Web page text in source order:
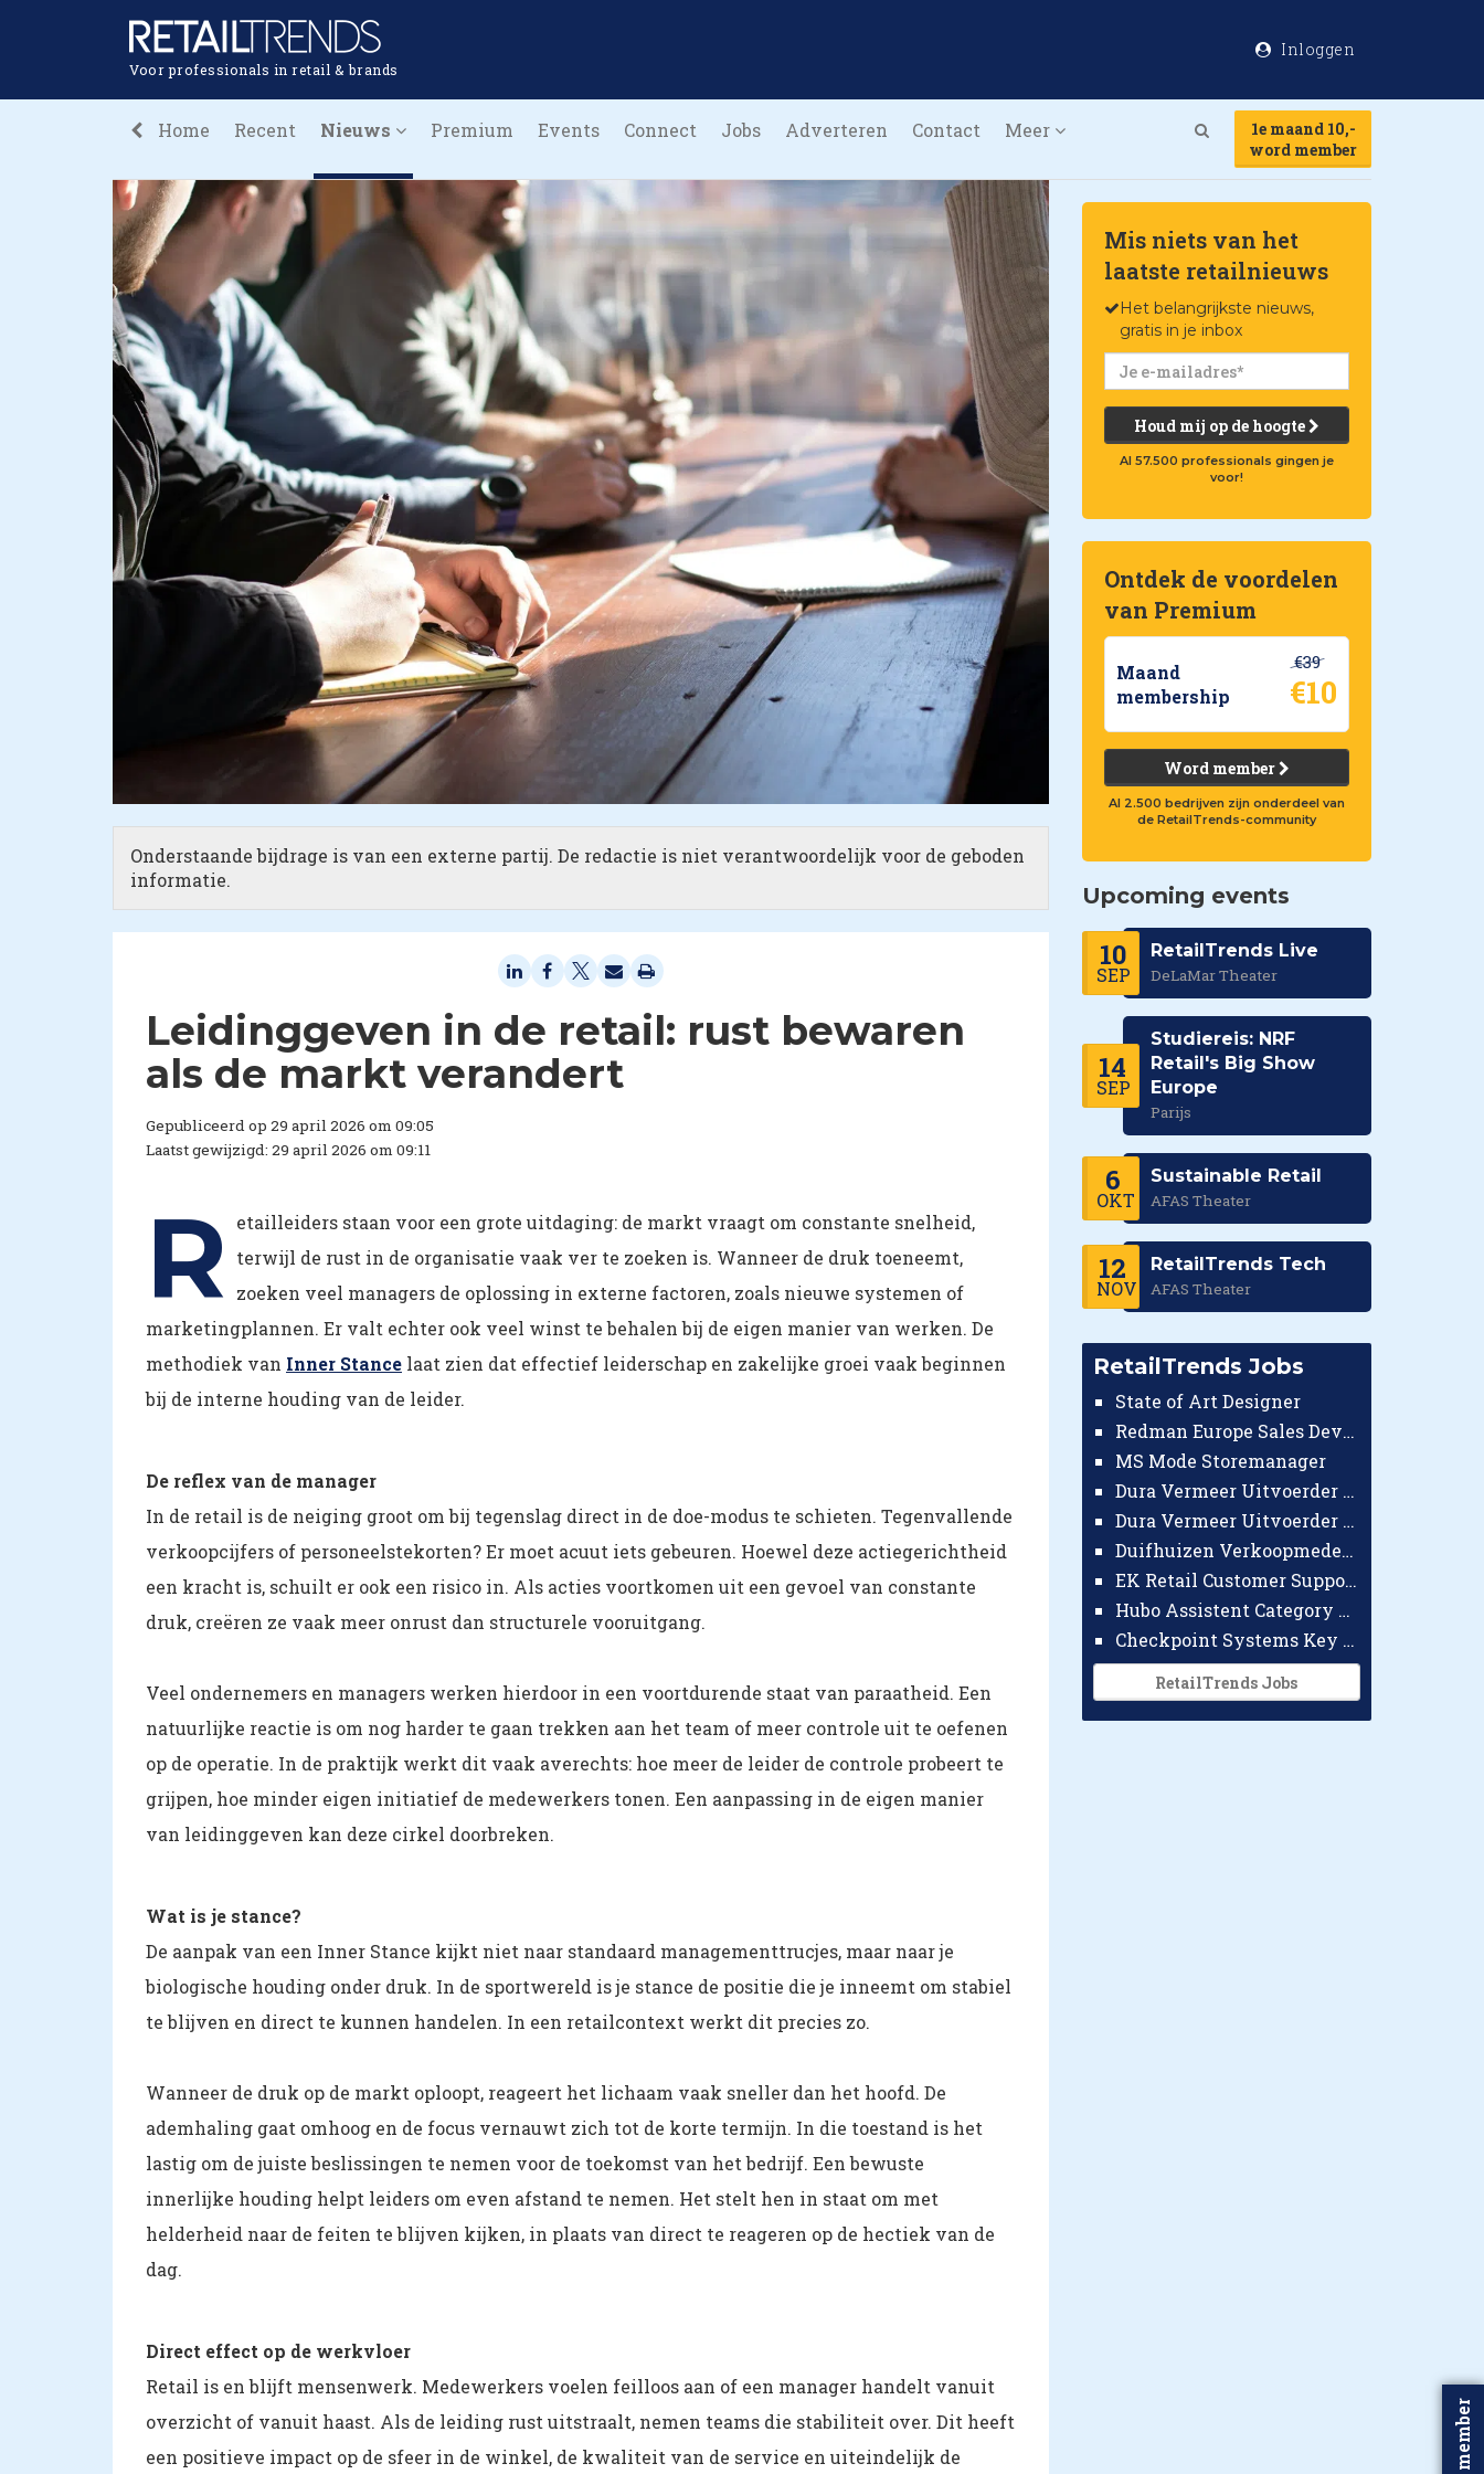
Voor professionals in retail & brands
Inloggen
Home Recent Nieuws Premium Events Connect Jobs Adverteren Contact Meer
1e maand 10,-
word member
Onderstaande bijdrage is van een externe partij. De redactie is niet verantwoordelijk voor de geboden
informatie.
Leidinggeven in de retail: rust bewaren
als de markt verandert
Gepubliceerd op 29 april 2026 om 09:05
Laatst gewijzigd: 29 april 2026 om 09:11
R
etailleiders staan voor een grote uitdaging: de markt vraagt om constante snelheid,
terwijl de rust in de organisatie vaak ver te zoeken is. Wanneer de druk toeneemt,
zoeken veel managers de oplossing in externe factoren, zoals nieuwe systemen of
marketingplannen. Er valt echter ook veel winst te behalen bij de eigen manier van werken. De
methodiek van Inner Stance laat zien dat effectief leiderschap en zakelijke groei vaak beginnen
bij de interne houding van de leider.
De reflex van de manager
In de retail is de neiging groot om bij tegenslag direct in de doe-modus te schieten. Tegenvallende
verkoopcijfers of personeelstekorten? Er moet acuut iets gebeuren. Hoewel deze actiegerichtheid
een kracht is, schuilt er ook een risico in. Als acties voortkomen uit een gevoel van constante
druk, creëren ze vaak meer onrust dan structurele vooruitgang.
Veel ondernemers en managers werken hierdoor in een voortdurende staat van paraatheid. Een
natuurlijke reactie is om nog harder te gaan trekken aan het team of meer controle uit te oefenen
op de operatie. In de praktijk werkt dit vaak averechts: hoe meer de leider de controle probeert te
grijpen, hoe minder eigen initiatief de medewerkers tonen. Een aanpassing in de eigen manier
van leidinggeven kan deze cirkel doorbreken.
Wat is je stance?
De aanpak van een Inner Stance kijkt niet naar standaard managementtrucjes, maar naar je
biologische houding onder druk. In de sportwereld is je stance de positie die je inneemt om stabiel
te blijven en direct te kunnen handelen. In een retailcontext werkt dit precies zo.
Wanneer de druk op de markt oploopt, reageert het lichaam vaak sneller dan het hoofd. De
ademhaling gaat omhoog en de focus vernauwt zich tot de korte termijn. In die toestand is het
lastig om de juiste beslissingen te nemen voor de toekomst van het bedrijf. Een bewuste
innerlijke houding helpt leiders om even afstand te nemen. Het stelt hen in staat om met
helderheid naar de feiten te blijven kijken, in plaats van direct te reageren op de hectiek van de
dag.
Direct effect op de werkvloer
Retail is en blijft mensenwerk. Medewerkers voelen feilloos aan of een manager handelt vanuit
overzicht of vanuit haast. Als de leiding rust uitstraalt, nemen teams die stabiliteit over. Dit heeft
een positieve impact op de sfeer in de winkel, de kwaliteit van de service en uiteindelijk de
Mis niets van het
laatste retailnieuws
Het belangrijkste nieuws,
gratis in je inbox
Houd mij op de hoogte
Al 57.500 professionals gingen je
voor!
Ontdek de voordelen
van Premium
Maand
membership
€39
€10
Word member
Al 2.500 bedrijven zijn onderdeel van
de RetailTrends-community
Upcoming events
10
SEP
RetailTrends Live
DeLaMar Theater
14
SEP
Studiereis: NRF
Retail's Big Show
Europe
Parijs
6
OKT
Sustainable Retail
AFAS Theater
12
NOV
RetailTrends Tech
AFAS Theater
RetailTrends Jobs
State of Art Designer
Redman Europe Sales Developer (Europe)
MS Mode Storemanager
Dura Vermeer Uitvoerder GWW Amsterdam
Dura Vermeer Uitvoerder Civiel Nijmegen
Duifhuizen Verkoopmedewerker Ridderkerk
EK Retail Customer Support Omnichannel
Hubo Assistent Category Manager
Checkpoint Systems Key Accountmanager Benelux
RetailTrends Jobs